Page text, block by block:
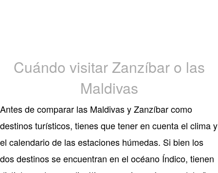
Cuándo visitar Zanzíbar o las
Maldivas
Antes de comparar las Maldivas y Zanzíbar como
destinos turísticos, tienes que tener en cuenta el clima y
el calendario de las estaciones húmedas. Si bien los
dos destinos se encuentran en el océano Índico, tienen